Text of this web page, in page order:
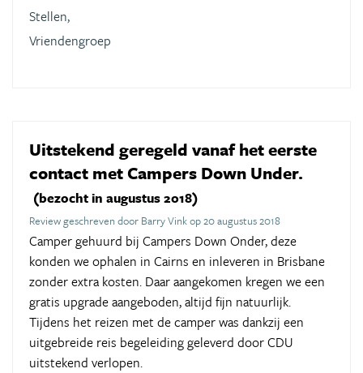
Stellen,
Vriendengroep
Uitstekend geregeld vanaf het eerste
contact met Campers Down Under.
(bezocht in augustus 2018)
Review geschreven door Barry Vink op 20 augustus 2018
Camper gehuurd bij Campers Down Onder, deze
konden we ophalen in Cairns en inleveren in Brisbane
zonder extra kosten. Daar aangekomen kregen we een
gratis upgrade aangeboden, altijd fijn natuurlijk.
Tijdens het reizen met de camper was dankzij een
uitgebreide reis begeleiding geleverd door CDU
uitstekend verlopen.